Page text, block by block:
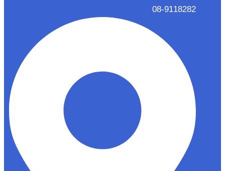
08-9118282